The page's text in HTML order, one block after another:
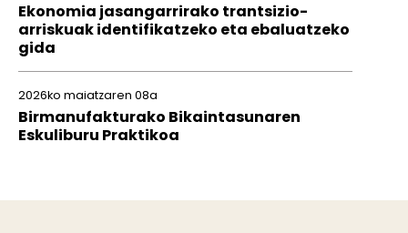
Ekonomia jasangarrirako trantsizio-
arriskuak identifikatzeko eta ebaluatzeko
gida
2026ko maiatzaren 08a
Birmanufakturako Bikaintasunaren
Eskuliburu Praktikoa